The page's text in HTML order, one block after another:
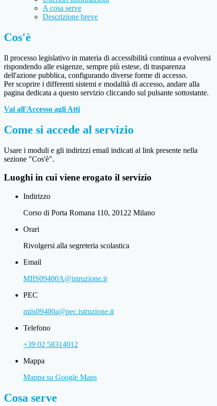
A cosa serve
Descrizione breve
Cos'è
Il processo legislativo in materia di accessibilità continua a evolversi
rispondendo alle esigenze, sempre più estese, di trasparenza
dell'azione pubblica, configurando diverse forme di accesso.
Per scoprire i differenti sistemi e modalità di accesso, andare alla
pagina dedicata a questo servizio cliccando sul pulsante sottostante.
Vai all'Accesso agli Atti
Come si accede al servizio
Usare i moduli e gli indirizzi email indicati al link presente nella
sezione "Cos'è".
Luoghi in cui viene erogato il servizio
Indirizzo
Corso di Porta Romana 110, 20122 Milano
Orari
Rivolgersi alla segreteria scolastica
Email
MIIS09400A@istruzione.it
PEC
miis09400a@pec.istruzione.it
Telefono
+39 02 58314012
Mappa
Mappa su Google Maps
Cosa serve